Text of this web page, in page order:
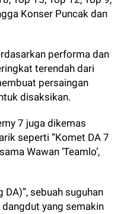
Konser Puncak dan
performa dan
terendah dari
persaingan
disaksikan.
7 juga dikemas
seperti “Komet DA 7
Wawan ‘Teamlo’,
DA)”, sebuah suguhan
yang semakin